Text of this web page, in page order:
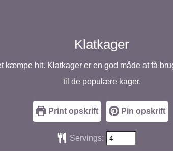
Klatkager
kæmpe hit. Klatkager er en god måde at få
til de populære kager.
Print opskrift Pin opskrift
Servings: